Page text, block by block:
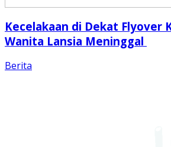
Kecelakaan di Dekat Flyover
Wanita Lansia Meninggal
Berita